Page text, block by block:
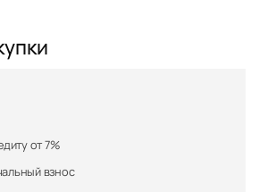
от 7%
взнос